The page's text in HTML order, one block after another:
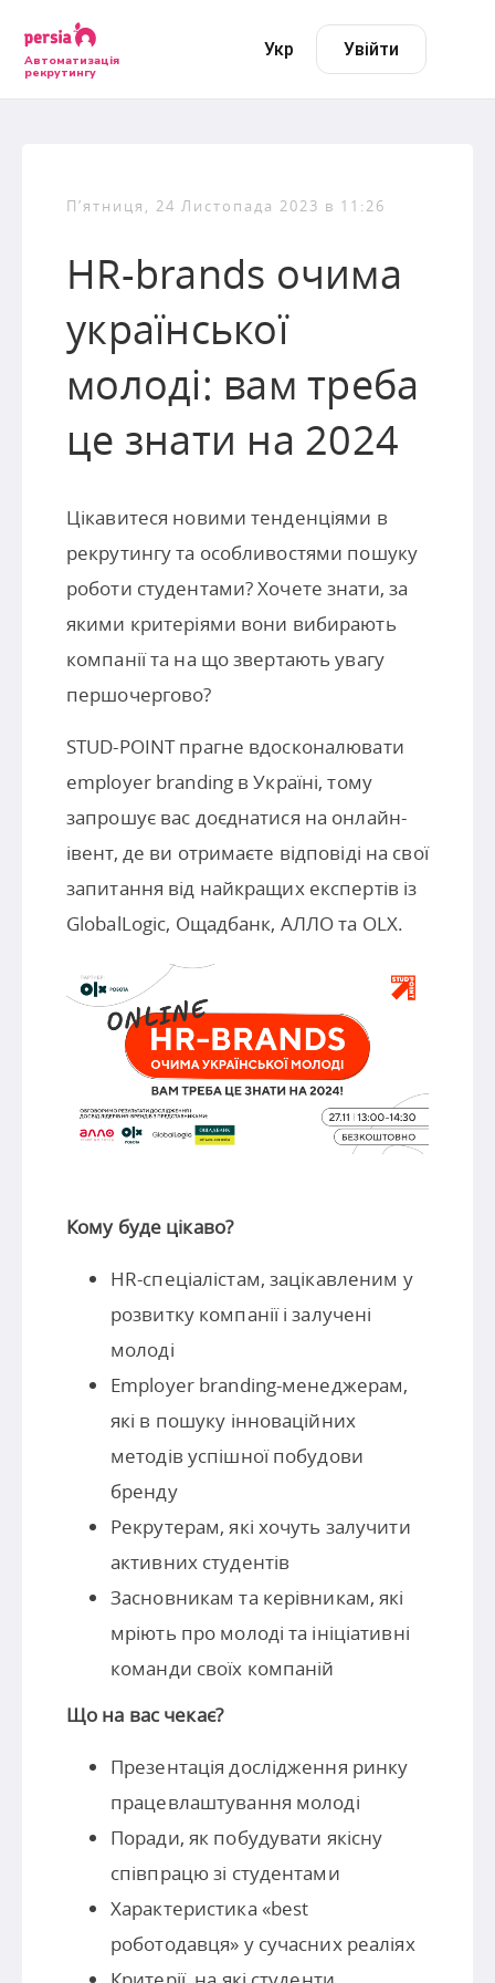
Автоматизація
рекрутингу
Укр Увійти
П’ятниця, 24 Листопада 2023 в 11:26
HR-brands очима
української
молоді: вам треба
це знати на 2024
Цікавитеся новими тенденціями в
рекрутингу та особливостями пошуку
роботи студентами? Хочете знати, за
якими критеріями вони вибирають
компанії та на що звертають увагу
першочергово?
STUD-POINT прагне вдосконалювати
employer branding в Україні, тому
запрошує вас доєднатися на онлайн-
івент, де ви отримаєте відповіді на свої
запитання від найкращих експертів із
GlobalLogic, Ощадбанк, АЛЛО та OLX.
Кому буде цікаво?
HR-спеціалістам, зацікавленим у
розвитку компанії і залучені
молоді
Employer branding-менеджерам,
які в пошуку інноваційних
методів успішної побудови
бренду
Рекрутерам, які хочуть залучити
активних студентів
Засновникам та керівникам, які
мріють про молоді та ініціативні
команди своїх компаній
Що на вас чекає?
Презентація дослідження ринку
працевлаштування молоді
Поради, як побудувати якісну
співпрацю зі студентами
Характеристика «best
роботодавця» у сучасних реаліях